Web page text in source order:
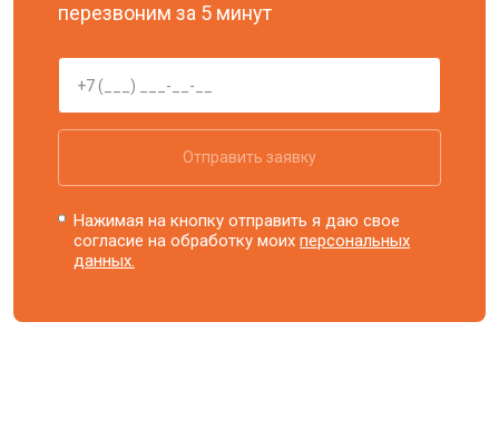
перезвоним за 5 минут
Отправить заявку
Нажимая на кнопку отправить я даю свое
согласие на обработку моихперсональных
данных.